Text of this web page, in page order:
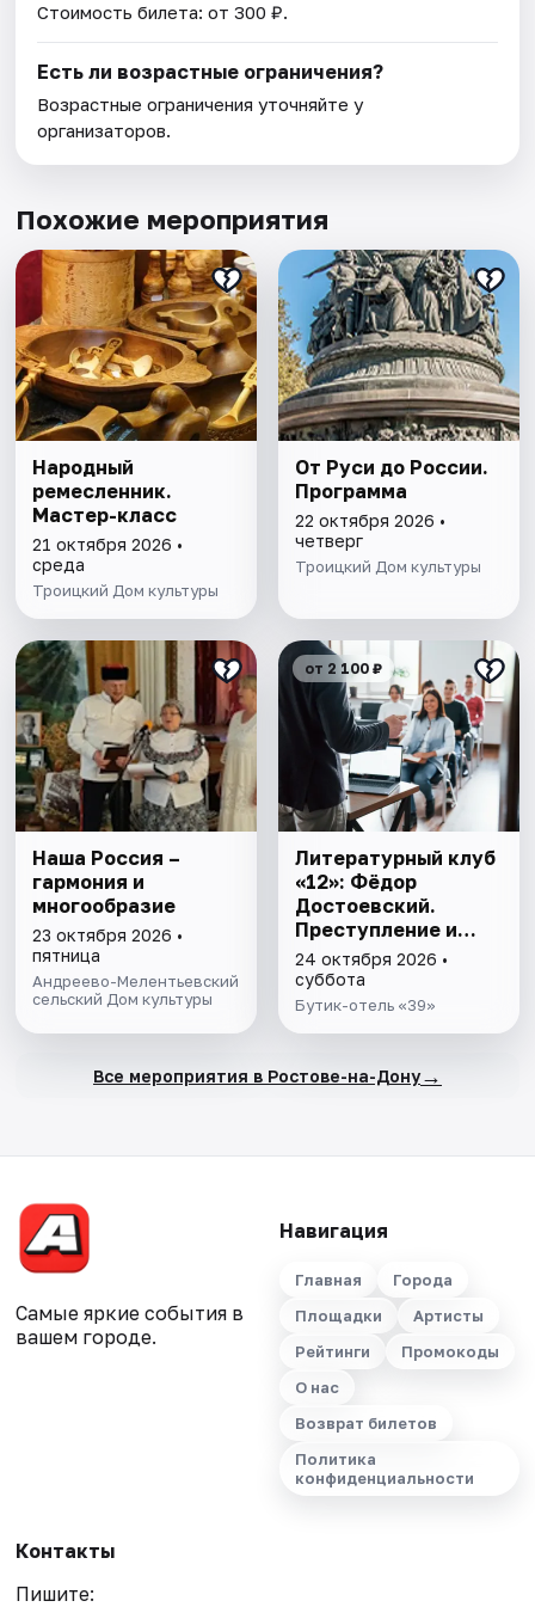
Стоимость билета: от 300 ₽.
Есть ли возрастные ограничения?
Возрастные ограничения уточняйте у
организаторов.
Похожие мероприятия
Народный
ремесленник.
Мастер-класс
21 октября 2026 •
среда
Троицкий Дом культуры
От Руси до России.
Программа
22 октября 2026 •
четверг
Троицкий Дом культуры
Наша Россия –
гармония и
многообразие
23 октября 2026 •
пятница
Андреево-Мелентьевский
сельский Дом культуры
от 2 100 ₽
Литературный клуб
«12»: Фёдор
Достоевский.
Преступление и
наказание
24 октября 2026 •
суббота
Бутик-отель «39»
Все мероприятия в Ростове-на-Дону→
Самые яркие события в
вашем городе.
Навигация
Главная
Города
Площадки
Артисты
Рейтинги
Промокоды
О нас
Возврат билетов
Политика
конфиденциальности
Контакты
Пишите: